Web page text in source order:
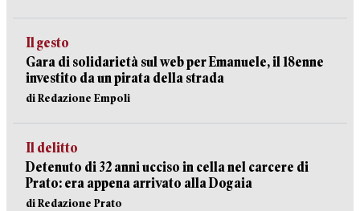
Il gesto
Gara di solidarietà sul web per Emanuele, il 18enne
investito da un pirata della strada
di Redazione Empoli
Il delitto
Detenuto di 32 anni ucciso in cella nel carcere di
Prato: era appena arrivato alla Dogaia
di Redazione Prato